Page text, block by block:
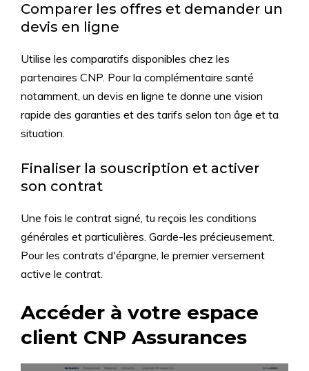
Comparer les offres et demander un
devis en ligne
Utilise les comparatifs disponibles chez les
partenaires CNP. Pour la complémentaire santé
notamment, un devis en ligne te donne une vision
rapide des garanties et des tarifs selon ton âge et ta
situation.
Finaliser la souscription et activer
son contrat
Une fois le contrat signé, tu reçois les conditions
générales et particulières. Garde-les précieusement.
Pour les contrats d'épargne, le premier versement
active le contrat.
Accéder à votre espace
client CNP Assurances